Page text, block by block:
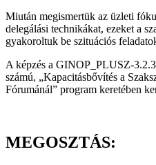
Miután megismertük az üzleti
delegálási technikákat, ezeket a
gyakoroltuk be szituációs
A képzés a GINOP_PLUSZ-
számú, „Kapacitásbővítés a
Fórumánál” program keretében
MEGOSZTÁS: